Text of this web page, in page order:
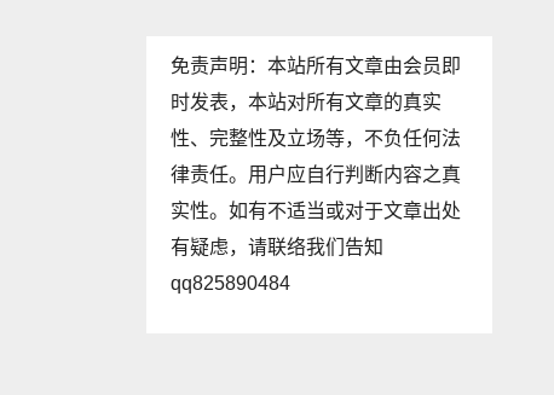
免责声明：本站所有文章由会员即
时发表，本站对所有文章的真实
性、完整性及立场等，不负任何法
律责任。用户应自行判断内容之真
实性。如有不适当或对于文章出处
有疑虑，请联络我们告知
qq825890484